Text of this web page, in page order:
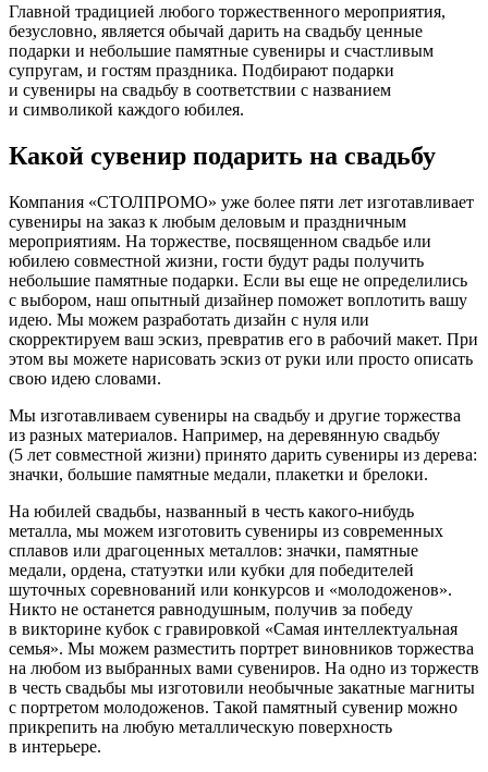
Главной традицией любого торжественного мероприятия,
безусловно, является обычай дарить на свадьбу ценные
подарки и небольшие памятные сувениры и счастливым
супругам, и гостям праздника. Подбирают подарки
и сувениры на свадьбу в соответствии с названием
и символикой каждого юбилея.
Какой сувенир подарить на свадьбу
Компания «СТОЛПРОМО» уже более пяти лет изготавливает
сувениры на заказ к любым деловым и праздничным
мероприятиям. На торжестве, посвященном свадьбе или
юбилею совместной жизни, гости будут рады получить
небольшие памятные подарки. Если вы еще не определились
с выбором, наш опытный дизайнер поможет воплотить вашу
идею. Мы можем разработать дизайн с нуля или
скорректируем ваш эскиз, превратив его в рабочий макет. При
этом вы можете нарисовать эскиз от руки или просто описать
свою идею словами.
Мы изготавливаем сувениры на свадьбу и другие торжества
из разных материалов. Например, на деревянную свадьбу
(5 лет совместной жизни) принято дарить сувениры из дерева:
значки, большие памятные медали, плакетки и брелоки.
На юбилей свадьбы, названный в честь какого-нибудь
металла, мы можем изготовить сувениры из современных
сплавов или драгоценных металлов: значки, памятные
медали, ордена, статуэтки или кубки для победителей
шуточных соревнований или конкурсов и «молодоженов».
Никто не останется равнодушным, получив за победу
в викторине кубок с гравировкой «Самая интеллектуальная
семья». Мы можем разместить портрет виновников торжества
на любом из выбранных вами сувениров. На одно из торжеств
в честь свадьбы мы изготовили необычные закатные магниты
с портретом молодоженов. Такой памятный сувенир можно
прикрепить на любую металлическую поверхность
в интерьере.